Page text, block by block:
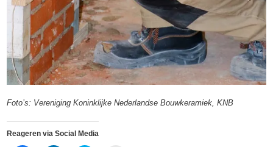
Foto’s: Vereniging Koninklijke Nederlandse Bouwkeramiek, KNB
Reageren via Social Media